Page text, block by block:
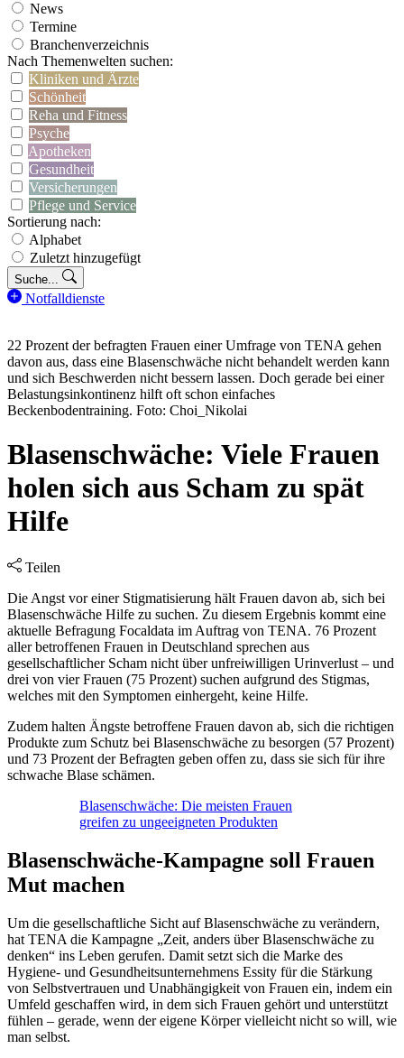
News
Termine
Branchenverzeichnis
Nach Themenwelten suchen:
Kliniken und Ärzte
Schönheit
Reha und Fitness
Psyche
Apotheken
Gesundheit
Versicherungen
Pflege und Service
Sortierung nach:
Alphabet
Zuletzt hinzugefügt
Suche...
Notfalldienste
22 Prozent der befragten Frauen einer Umfrage von TENA gehen
davon aus, dass eine Blasenschwäche nicht behandelt werden kann
und sich Beschwerden nicht bessern lassen. Doch gerade bei einer
Belastungsinkontinenz hilft oft schon einfaches
Beckenbodentraining. Foto: Choi_Nikolai
Blasenschwäche: Viele Frauen
holen sich aus Scham zu spät
Hilfe
Teilen
Die Angst vor einer Stigmatisierung hält Frauen davon ab, sich bei
Blasenschwäche Hilfe zu suchen. Zu diesem Ergebnis kommt eine
aktuelle Befragung Focaldata im Auftrag von TENA. 76 Prozent
aller betroffenen Frauen in Deutschland sprechen aus
gesellschaftlicher Scham nicht über unfreiwilligen Urinverlust – und
drei von vier Frauen (75 Prozent) suchen aufgrund des Stigmas,
welches mit den Symptomen einhergeht, keine Hilfe.
Zudem halten Ängste betroffene Frauen davon ab, sich die richtigen
Produkte zum Schutz bei Blasenschwäche zu besorgen (57 Prozent)
und 73 Prozent der Befragten geben offen zu, dass sie sich für ihre
schwache Blase schämen.
Blasenschwäche: Die meisten Frauen
greifen zu ungeeigneten Produkten
Blasenschwäche-Kampagne soll Frauen
Mut machen
Um die gesellschaftliche Sicht auf Blasenschwäche zu verändern,
hat TENA die Kampagne „Zeit, anders über Blasenschwäche zu
denken“ ins Leben gerufen. Damit setzt sich die Marke des
Hygiene- und Gesundheitsunternehmens Essity für die Stärkung
von Selbstvertrauen und Unabhängigkeit von Frauen ein, indem ein
Umfeld geschaffen wird, in dem sich Frauen gehört und unterstützt
fühlen – gerade, wenn der eigene Körper vielleicht nicht so will, wie
man selbst.